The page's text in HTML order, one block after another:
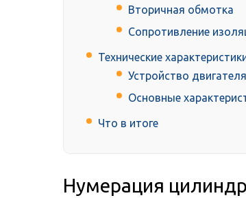
Вторичная обмотка
Сопротивление
Технические
Устройство
Основные
Что в итоге
Нумерация